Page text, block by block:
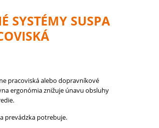
SYSTÉMY SUSPA
pracoviská alebo dopravníkové
ergonómia znižuje únavu obsluhy
prevádzka potrebuje.